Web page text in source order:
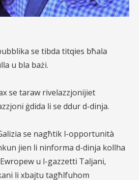
se tibda titqies bħala
u bla bażi.
se taraw rivelazzjonijiet
ġdida li se ddur d-dinja.
se nagħtik l-opportunità
jien li ninforma d-dinja kollha
u l-gazzetti Taljani,
li xbajtu tagħlfuhom